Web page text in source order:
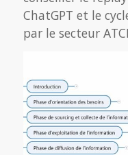
ChatGPT et le
par le secteur